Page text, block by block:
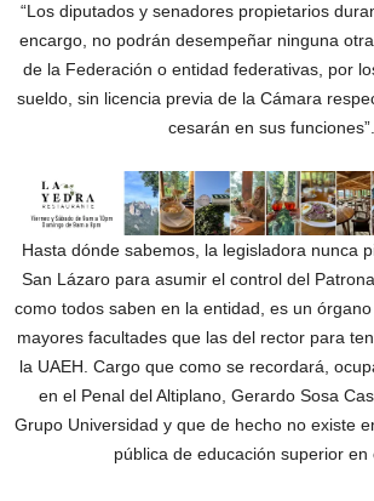
“Los diputados y senadores propietarios
encargo, no podrán desempeñar ninguna
de la Federación o entidad federativas, por
sueldo, sin licencia previa de la Cámara
cesarán en sus funciones”.
Hasta dónde sabemos, la legisladora nunca
San Lázaro para asumir el control del
como todos saben en la entidad, es un
mayores facultades que las del rector para
la UAEH. Cargo que como se recordará,
en el Penal del Altiplano, Gerardo Sosa
Grupo Universidad y que de hecho no existe
pública de educación superior en